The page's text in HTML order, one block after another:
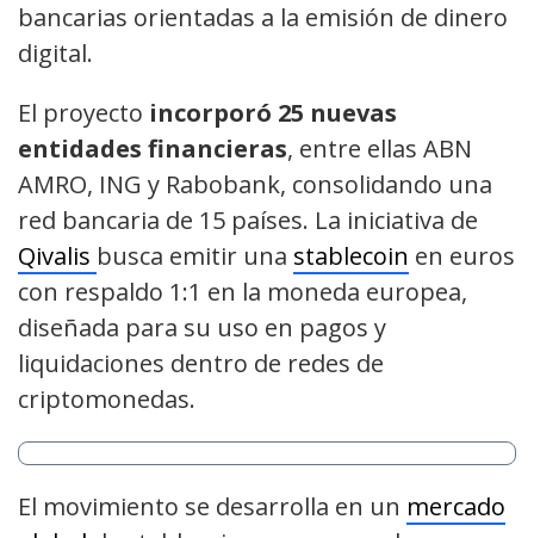
bancarias orientadas a la emisión de dinero
digital.
El proyecto incorporó 25 nuevas
entidades financieras, entre ellas ABN
AMRO, ING y Rabobank, consolidando una
red bancaria de 15 países. La iniciativa de
Qivalis busca emitir una stablecoin en euros
con respaldo 1:1 en la moneda europea,
diseñada para su uso en pagos y
liquidaciones dentro de redes de
criptomonedas.
El movimiento se desarrolla en un mercado